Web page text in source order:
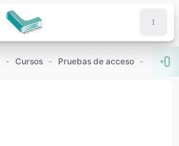
Cursos Pruebas de acceso PAU -